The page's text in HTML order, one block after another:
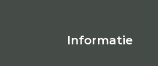
Informatie